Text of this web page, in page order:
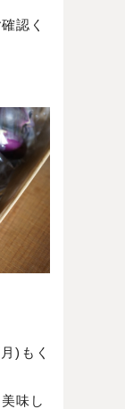
認く
)もく
味し